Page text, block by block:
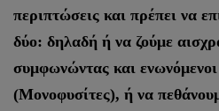
περιπτώσεις και πρέπει να
δύο: δηλαδή ή να ζούμε
συμφωνώντας και
(Μονοφυσίτες), ή να